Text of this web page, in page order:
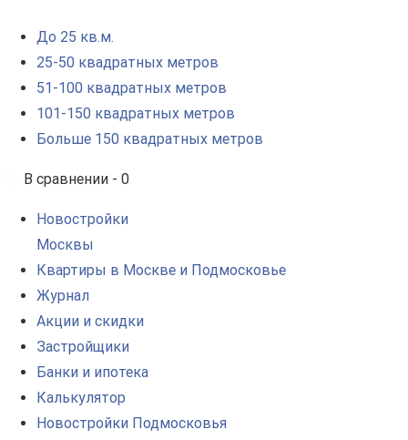
До 25 кв.м.
25-50 квадратных метров
51-100 квадратных метров
101-150 квадратных метров
Больше 150 квадратных метров
В сравнении - 0
Новостройки
Москвы
Квартиры в Москве и Подмосковье
Журнал
Акции и скидки
Застройщики
Банки и ипотека
Калькулятор
Новостройки Подмосковья